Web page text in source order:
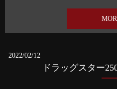
2022/02/12
ドラッグスター